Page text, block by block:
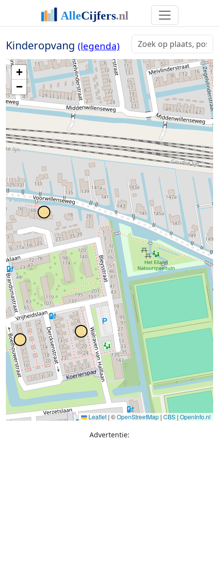
Kinderopvang (legenda)
+
−
Leaflet | ©OpenStreetMap | CBS | OpenInfo.nl
Advertentie: